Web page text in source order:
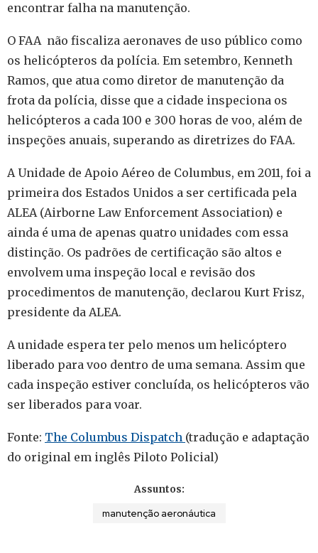
encontrar falha na manutenção.
O FAA não fiscaliza aeronaves de uso público como
os helicópteros da polícia. Em setembro, Kenneth
Ramos, que atua como diretor de manutenção da
frota da polícia, disse que a cidade inspeciona os
helicópteros a cada 100 e 300 horas de voo, além de
inspeções anuais, superando as diretrizes do FAA.
A Unidade de Apoio Aéreo de Columbus, em 2011, foi a
primeira dos Estados Unidos a ser certificada pela
ALEA (Airborne Law Enforcement Association) e
ainda é uma de apenas quatro unidades com essa
distinção. Os padrões de certificação são altos e
envolvem uma inspeção local e revisão dos
procedimentos de manutenção, declarou Kurt Frisz,
presidente da ALEA.
A unidade espera ter pelo menos um helicóptero
liberado para voo dentro de uma semana. Assim que
cada inspeção estiver concluída, os helicópteros vão
ser liberados para voar.
Fonte: The Columbus Dispatch (tradução e adaptação
do original em inglês Piloto Policial)
Assuntos:
manutenção aeronáutica